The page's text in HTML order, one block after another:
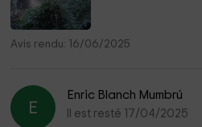
Avis rendu: 16/06/2025
E
Enric Blanch Mumbrú
Il est resté 17/04/2025